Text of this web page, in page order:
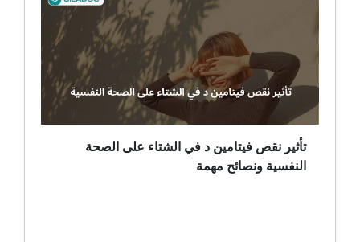
ضمور عصبي ألمي
حساسية
ثعلبة
ألزهايمر (مرض)
تأثير نقص فيتامين د في الشتاء على الصحة
النفسية ونصائح مهمة